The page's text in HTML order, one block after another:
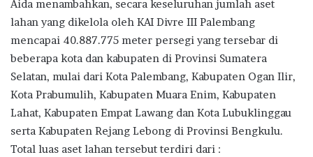
Aida menambahkan, secara keseluruhan jumlah aset
lahan yang dikelola oleh KAI Divre III Palembang
mencapai 40.887.775 meter persegi yang tersebar di
beberapa kota dan kabupaten di Provinsi Sumatera
Selatan, mulai dari Kota Palembang, Kabupaten Ogan Ilir,
Kota Prabumulih, Kabupaten Muara Enim, Kabupaten
Lahat, Kabupaten Empat Lawang dan Kota Lubuklinggau
serta Kabupaten Rejang Lebong di Provinsi Bengkulu.
Total luas aset lahan tersebut terdiri dari :